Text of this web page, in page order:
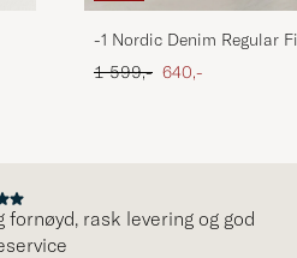
-1 Nordic Denim Regular
Ordinær pris
1 599,- Nedsatt pris
640,-
rask levering og god